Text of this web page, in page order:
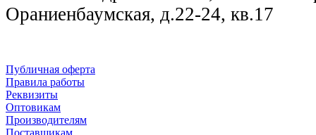
Ораниенбаумская, д.22-24, кв.17
Публичная оферта
Правила работы
Реквизиты
Оптовикам
Производителям